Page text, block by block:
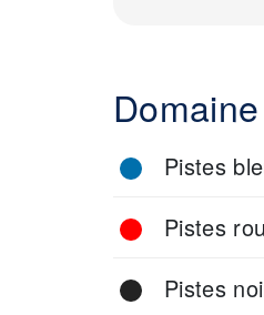
Pistes
Pistes
Pistes